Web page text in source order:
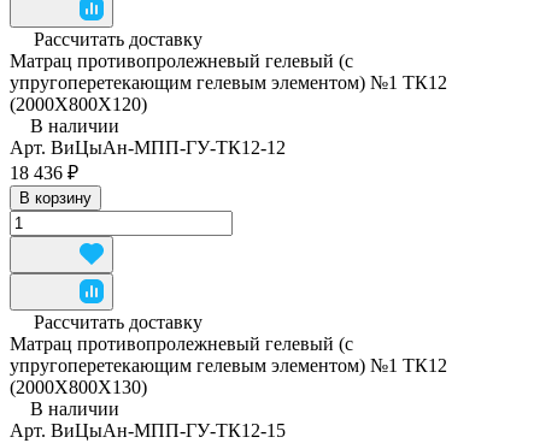
Рассчитать доставку
Матрац противопролежневый гелевый (с
упругоперетекающим гелевым элементом) №1 ТК12
(2000Х800Х120)
В наличии
Арт. ВиЦыАн-МПП-ГУ-ТК12-12
18 436 ₽
В корзину
Рассчитать доставку
Матрац противопролежневый гелевый (с
упругоперетекающим гелевым элементом) №1 ТК12
(2000Х800Х130)
В наличии
Арт. ВиЦыАн-МПП-ГУ-ТК12-15